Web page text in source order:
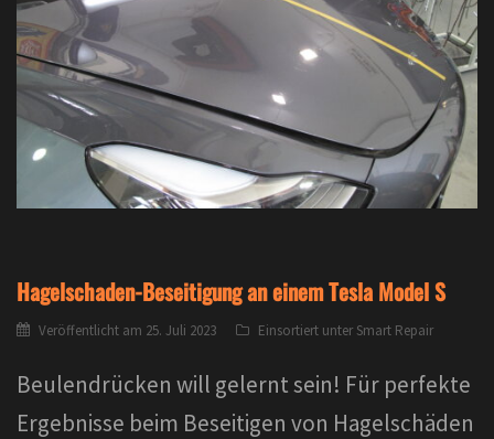
Hagelschaden-Beseitigung an einem Tesla Model S
Veröffentlicht am 25. Juli 2023 Einsortiert unter Smart Repair
Beulendrücken will gelernt sein! Für perfekte
Ergebnisse beim Beseitigen von Hagelschäden